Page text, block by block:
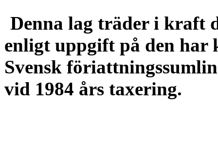
Denna lag träder i kraft
enligt uppgift på den
Svensk
vid 1984 års taxering.